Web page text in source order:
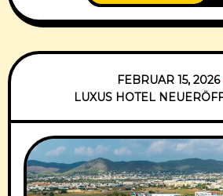
positioniert sich das Fünf-
Anspruch. Die
zeitgenössischem Design,
Identität,
weitläufigen Spa-Konzept
bereits vor
FEBRUAR 15, 2026
LUXUS HOTEL